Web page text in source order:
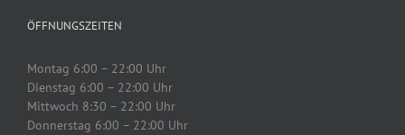
ÖFFNUNGSZEITEN
Montag 6:00 – 22:00 Uhr
Dienstag 6:00 – 22:00 Uhr
Mittwoch 8:30 – 22:00 Uhr
Donnerstag 6:00 – 22:00 Uhr